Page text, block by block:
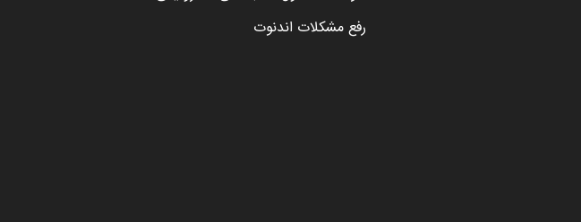
رفع مشکلات اندنوت